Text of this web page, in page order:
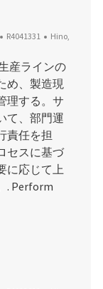
Job-ID
R4041331 Ort
Hino,
産ラインの
め、製造現
理する。サ
て、部門運
責任を担
セスに基づ
に応じて上
. Perform